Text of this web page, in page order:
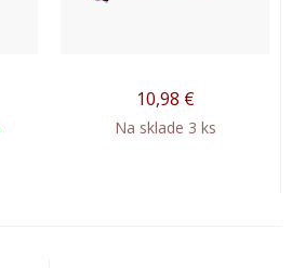
10,98 €
Na sklade 3 ks